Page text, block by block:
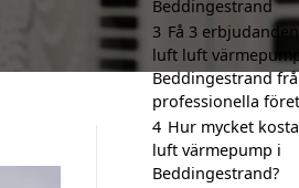
Beddingestrand
3 Få 3 erbjudanden
luft luft
Beddingestrand
professionella
4 Hur mycket
luft värmepump i
Beddingestrand?